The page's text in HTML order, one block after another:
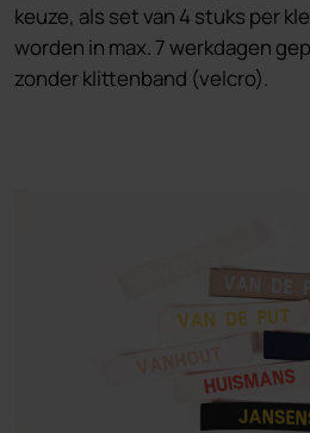
keuze, als set van 4 stuks per
worden in max. 7 werkdagen
zonder klittenband (velcro).